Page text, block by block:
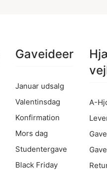
Gaveideer
Januar udsalg
Valentinsdag
Konfirmation
Mors dag
Studentergave
Black Friday
A-